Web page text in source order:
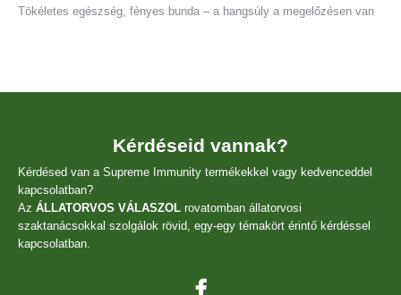
Tökéletes egészség, fényes bunda – a hangsúly a megelőzésen van
Kérdéseid vannak?
Kérdésed van a Supreme Immunity termékekkel vagy kedvenceddel
kapcsolatban?
Az ÁLLATORVOS VÁLASZOL rovatomban állatorvosi
szaktanácsokkal szolgálok rövid, egy-egy témakört érintő kérdéssel
kapcsolatban.